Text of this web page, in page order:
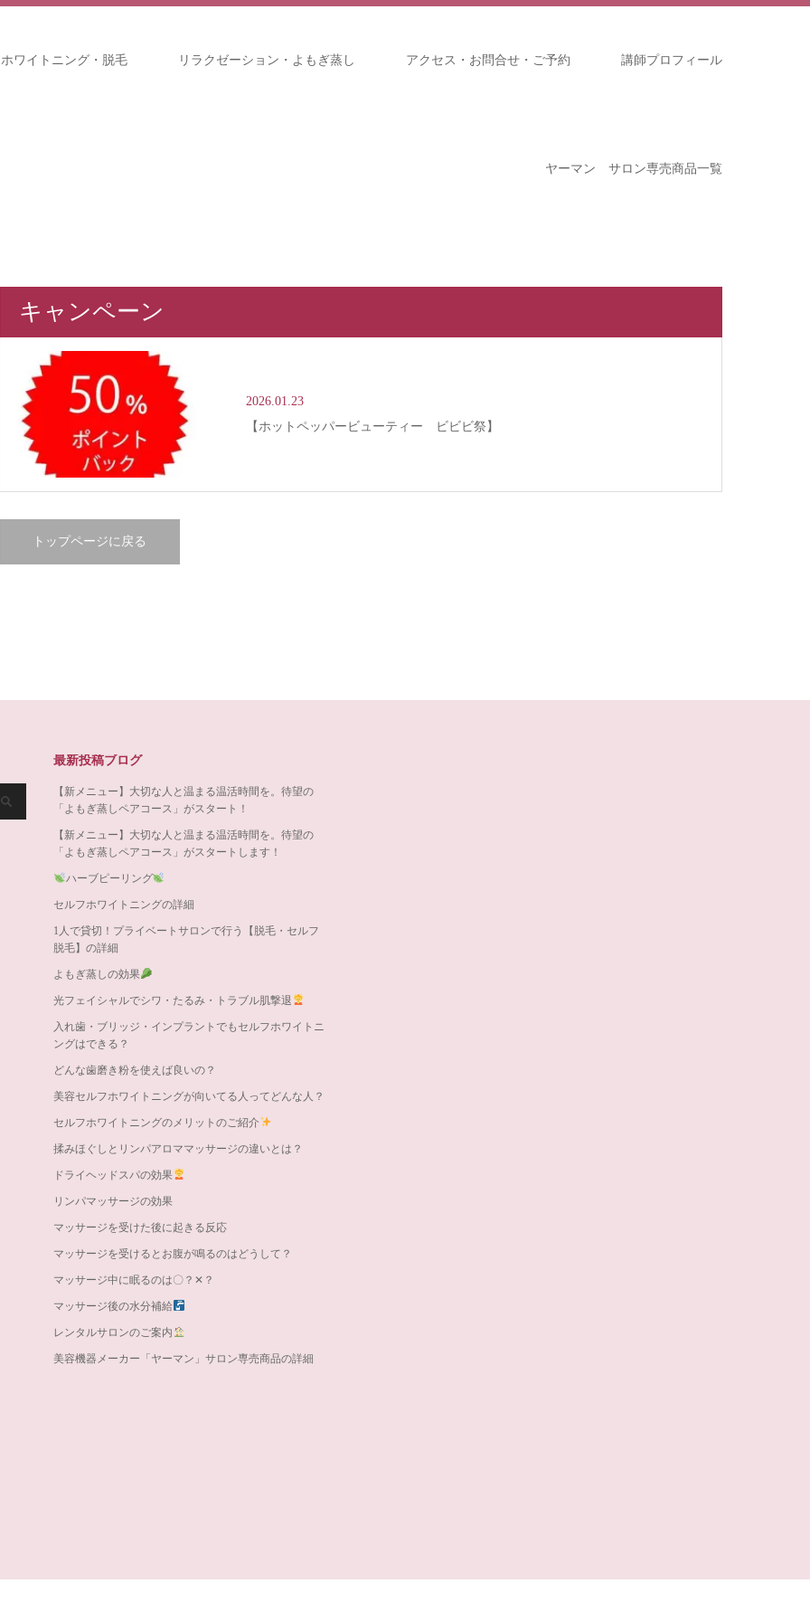
ワイトニング・脱毛 リラクゼーション・よもぎ蒸し アクセス・お問合せ・ご予約 講師プロフィール
ヤーマン サロン専売商品一覧
キャンペーン
2026.01.23
【ホットペッパービューティー ビビビ祭】
トップページに戻る
最新投稿ブログ
【新メニュー】大切な人と温まる温活時間を。待望の
「よもぎ蒸しペアコース」がスタート！
【新メニュー】大切な人と温まる温活時間を。待望の
「よもぎ蒸しペアコース」がスタートします！
ハーブピーリング
セルフホワイトニングの詳細
1人で貸切！プライベートサロンで行う【脱毛・セルフ
脱毛】の詳細
よもぎ蒸しの効果
光フェイシャルでシワ・たるみ・トラブル肌撃退
入れ歯・ブリッジ・インプラントでもセルフホワイトニ
ングはできる？
どんな歯磨き粉を使えば良いの？
美容セルフホワイトニングが向いてる人ってどんな人？
セルフホワイトニングのメリットのご紹介
揉みほぐしとリンパアロママッサージの違いとは？
ドライヘッドスパの効果
リンパマッサージの効果
マッサージを受けた後に起きる反応
マッサージを受けるとお腹が鳴るのはどうして？
マッサージ中に眠るのは〇？✕？
マッサージ後の水分補給
レンタルサロンのご案内
美容機器メーカー「ヤーマン」サロン専売商品の詳細